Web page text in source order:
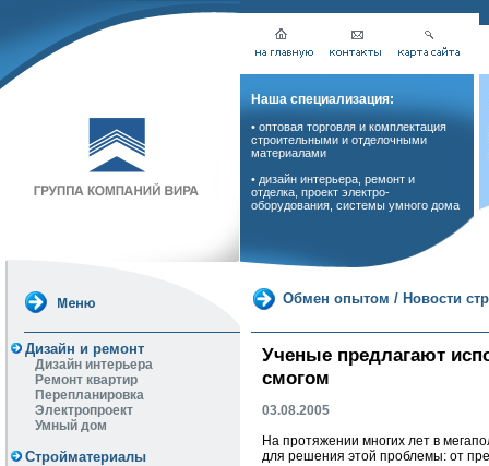
Наша специализация:
• оптовая торговля и комплектация
строительными и отделочными
материалами
• дизайн интерьера, ремонт и
отделка, проект электро-
оборудования, системы умного дома
Дизайн и ремонт
Дизайн интерьера
Ремонт квартир
Перепланировка
Электропроект
Умный дом
Стройматериалы
Обмен опытом / Новости
Ученые предлагают
смогом
03.08.2005
На протяжении многих лет в
для решения этой проблемы: от